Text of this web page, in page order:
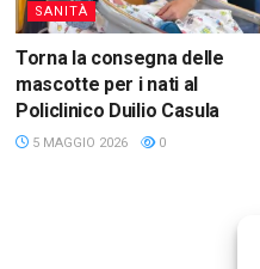
SANITÀ
Torna la consegna delle
mascotte per i nati al
Policlinico Duilio Casula
5 MAGGIO 2026 0